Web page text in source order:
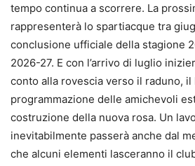
tempo continua a scorrere. La
rappresenterà lo spartiacque tra
conclusione ufficiale della stagione
2026-27. E con l’arrivo di luglio
conto alla rovescia verso il raduno, il
programmazione delle amichevoli
costruzione della nuova rosa. Un
inevitabilmente passerà anche dal
che alcuni elementi lasceranno il